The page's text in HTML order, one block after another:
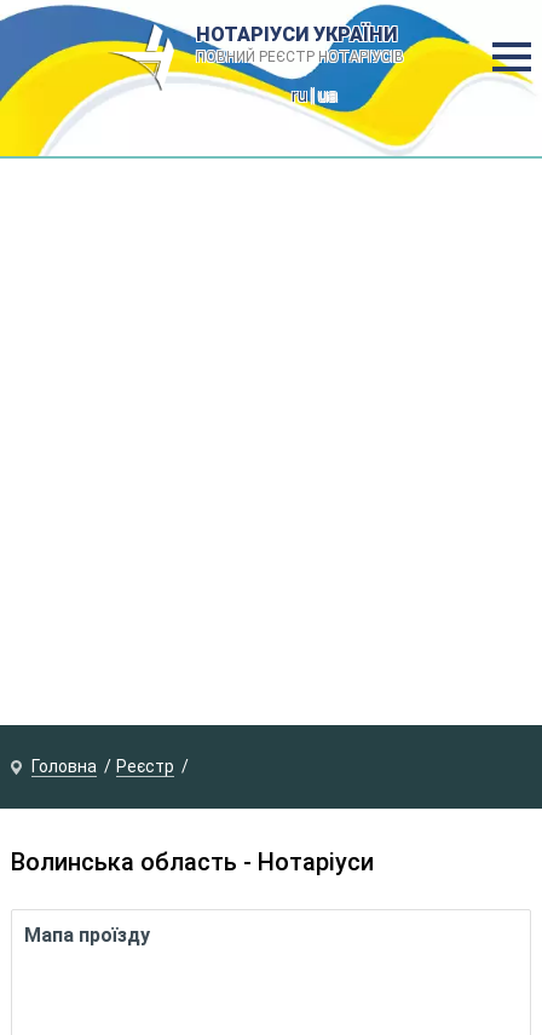
НОТАРІУСИ УКРАЇНИ
ПОВНИЙ РЕЄСТР НОТАРІУСІВ
ru| ua
Головна Реєстр
Волинська область - Нотаріуси
Мапа проїзду